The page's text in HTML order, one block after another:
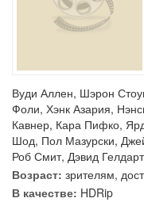
Вуди Аллен, Шэрон
Фоли, Хэнк Азария,
Кавнер, Кара Пифко,
Шод, Пол Мазурски,
Роб Смит, Дэвид Гелдарт
Возраст: зрителям,
В качестве: HDRip